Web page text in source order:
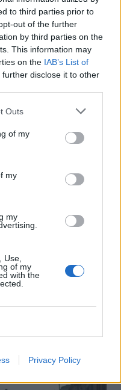
to third parties prior to
out of the further
by third parties on the
This information may
on the IAB’s List of
further disclose it to other
Outs
of my
my
my
Use,
of my
with the
Privacy Policy
à Tesla
0
stop disparaît